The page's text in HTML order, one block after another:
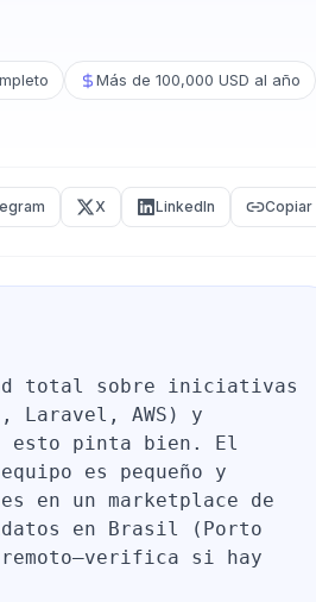
Más de 100,000 USD al año
X LinkedIn Copiar
total sobre iniciativas
Laravel, AWS) y
esto pinta bien. El
es pequeño y
en un marketplace de
en Brasil (Porto
si hay